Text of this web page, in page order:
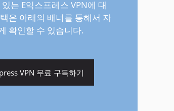
는 E익스프레스 VPN에 대
은 아래의 배너를 통해서 자
확인할 수 있습니다.
VPN 무료 구독하기